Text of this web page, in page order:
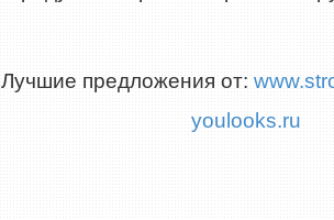
Лучшие предложения от:
youlooks.ru